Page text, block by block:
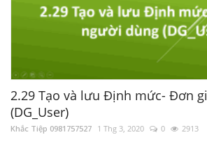
2.29 Tạo và lưu Định mức- Đơn
(DG_User)
Khắc Tiệp 0981757527 1 Thg 3, 2020 0 2913